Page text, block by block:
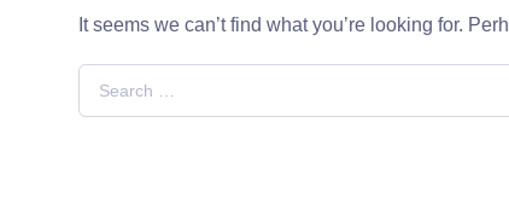
It seems we can’t find what you’re looking for.